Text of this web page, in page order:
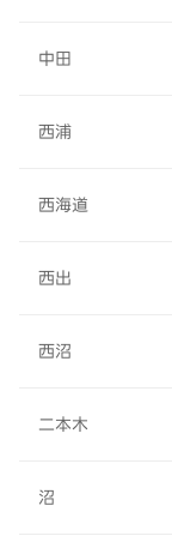
中田
西浦
西海道
西出
西沼
二本木
沼